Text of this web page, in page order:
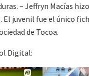
– Jeffryn Macías
El juvenil fue el único
de Tocoa.
Digital: